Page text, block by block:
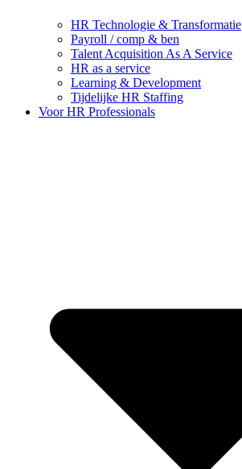
HR Technologie & Transformatie
Payroll / comp & ben
Talent Acquisition As A Service
HR as a service
Learning & Development
Tijdelijke HR Staffing
Voor HR Professionals